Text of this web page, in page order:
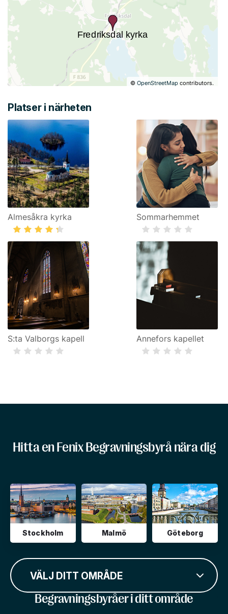
©OpenStreetMap contributors.
Platser i närheten
Almesåkra kyrka Sommarhemmet
S:ta Valborgs kapell Annefors kapellet
Hitta en Fenix Begravningsbyrå nära dig
Stockholm Malmö Göteborg
VÄLJ DITT OMRÅDE
Begravningsbyråer i ditt område